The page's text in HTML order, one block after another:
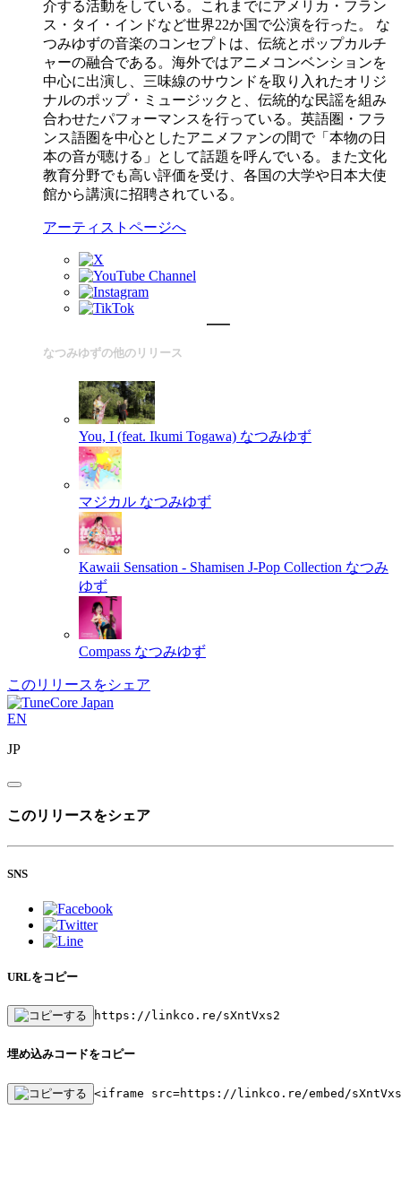
介する活動をしている。これまでにアメリカ・フラン
ス・タイ・インドなど世界22か国で公演を行った。 な
つみゆずの音楽のコンセプトは、伝統とポップカルチ
ャーの融合である。海外ではアニメコンベンションを
中心に出演し、三味線のサウンドを取り入れたオリジ
ナルのポップ・ミュージックと、伝統的な民謡を組み
合わせたパフォーマンスを行っている。英語圏・フラ
ンス語圏を中心としたアニメファンの間で「本物の日
本の音が聴ける」として話題を呼んでいる。また文化
教育分野でも高い評価を受け、各国の大学や日本大使
館から講演に招聘されている。
アーティストページへ
なつみゆずの他のリリース
You, I (feat. Ikumi Togawa) なつみゆず
マジカル なつみゆず
Kawaii Sensation - Shamisen J-Pop Collection なつみ
ゆず
Compass なつみゆず
このリリースをシェア
EN
JP
このリリースをシェア
SNS
URLをコピー
https://linkco.re/sXntVxs2
埋め込みコードをコピー
<iframe src=https://linkco.re/embed/